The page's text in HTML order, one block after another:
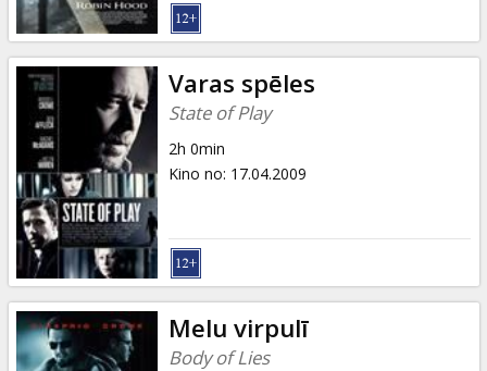
Varas spēles
State of Play
2h 0min
Kino no: 17.04.2009
Melu virpulī
Body of Lies